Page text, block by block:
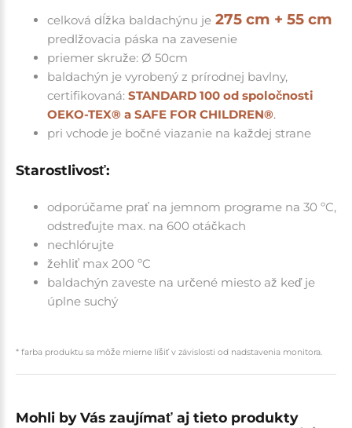
celková dĺžka baldachýnu je 275 cm + 55 cm
predlžovacia páska na zavesenie
priemer skruže: Ø 50cm
baldachýn je vyrobený z prírodnej bavlny,
certifikovaná: STANDARD 100 od spoločnosti
OEKO-TEX® a SAFE FOR CHILDREN®.
pri vchode je bočné viazanie na každej strane
Starostlivosť:
odporúčame prať na jemnom programe na 30 ºC,
odstreďujte max. na 600 otáčkach
nechlórujte
žehliť max 200 ºC
baldachýn zaveste na určené miesto až keď je
úplne suchý
* farba produktu sa môže mierne líšiť v závislosti od nadstavenia monitora.
Mohli by Vás zaujímať aj tieto produkty